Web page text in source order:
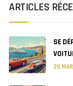
ARTICLES
SE
29